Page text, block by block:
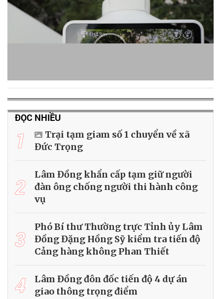
ĐỌC NHIỀU
1
Trại tạm giam số 1 chuyển về xã
Đức Trọng
2
Lâm Đồng khẩn cấp tạm giữ người
đàn ông chống người thi hành công
vụ
3
Phó Bí thư Thường trực Tỉnh ủy Lâm
Đồng Đặng Hồng Sỹ kiểm tra tiến độ
Cảng hàng không Phan Thiết
4
Lâm Đồng đôn đốc tiến độ 4 dự án
giao thông trọng điểm